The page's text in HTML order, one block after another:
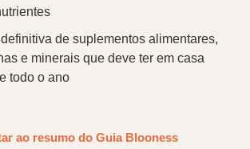
de suplementos alimentares,
e minerais que deve ter em casa
todo o ano
ao resumo do Guia Blooness